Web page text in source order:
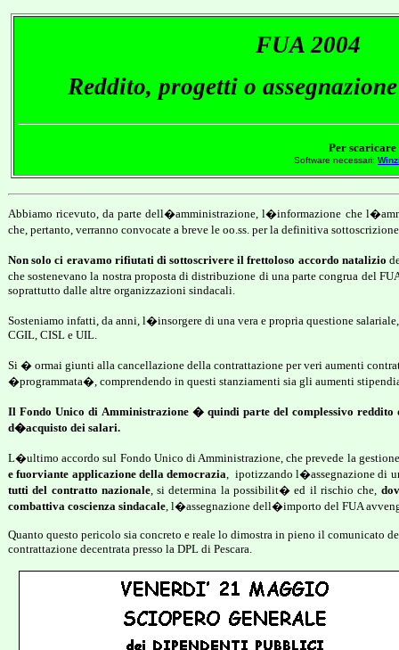
FUA 2004
Reddito, progetti o
Per
Software necessari:
Abbiamo ricevuto, da parte dell�amministrazione, l�informazione che
che, pertanto, verranno convocate a breve le oo.ss. per la definitiva
Non solo ci eravamo rifiutati di sottoscrivere il frettoloso accordo natalizio
che sostenevano la nostra proposta di distribuzione di una parte congrua del
soprattutto dalle altre organizzazioni sindacali.
Sosteniamo infatti, da anni, l�insorgere di una vera e propria questione
CGIL, CISL e UIL.
Si � ormai giunti alla cancellazione della contrattazione per veri aumenti
�programmata�, comprendendo in questi stanziamenti sia gli aumenti
Il Fondo Unico di Amministrazione � quindi parte del complessivo
d�acquisto dei salari.
L�ultimo accordo sul Fondo Unico di Amministrazione, che prevede la
e fuorviante applicazione della democrazia, ipotizzando l�assegnazione di
tutti del contratto nazionale, si determina la possibilit� ed il rischio che,
combattiva coscienza sindacale, l�assegnazione dell�importo del FUA
Quanto questo pericolo sia concreto e reale lo dimostra in pieno il comunicato
contrattazione decentrata presso la DPL di Pescara.